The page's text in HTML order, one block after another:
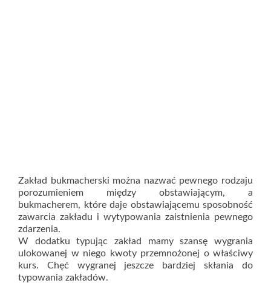
Zakład bukmacherski można nazwać pewnego rodzaju
porozumieniem między obstawiającym, a
bukmacherem, które daje obstawiającemu sposobność
zawarcia zakładu i wytypowania zaistnienia pewnego
zdarzenia.
W dodatku typując zakład mamy szansę wygrania
ulokowanej w niego kwoty przemnożonej o właściwy
kurs. Chęć wygranej jeszcze bardziej skłania do
typowania zakładów.